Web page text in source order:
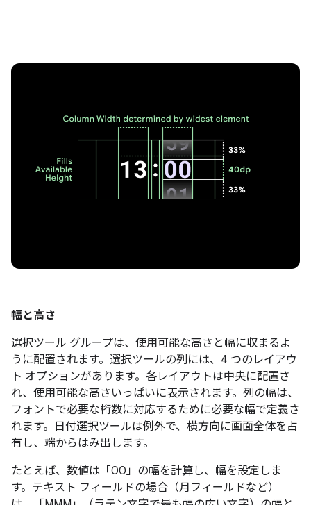
幅と高さ
選択ツール グループは、使用可能な高さと幅に収まるよ
うに配置されます。選択ツールの列には、4 つのレイアウ
ト オプションがあります。各レイアウトは中央に配置さ
れ、使用可能な高さいっぱいに表示されます。列の幅は、
フォントで必要な桁数に対応するために必要な幅で定義さ
れます。日付選択ツールは例外で、横方向に画面全体を占
有し、端からはみ出します。
たとえば、数値は「00」の幅を計算し、幅を設定しま
す。テキスト フィールドの場合（月フィールドなど）